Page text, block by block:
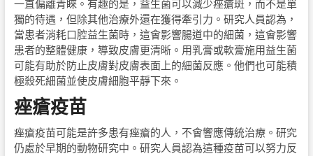
一直偏離青睞。有趣的是，益生菌可以減少痤瘡斑，而不是單
獨的待遇，但除其他治療外還在獲得牽引力。研究人員認為，
當患者消耗口腔益生菌時，這會影響腸道中的細菌，這會影響
患者的整體健康，導致皮膚更清晰。用乳膏或軟膏施用益生菌
可能有助於防止皮膚對皮膚表面上的細菌反應。他們也可能積
極殺死細菌並使皮膚細胞平靜下來。
痤瘡疫苗
痤瘡疫苗可能是許多患有痤瘡的人，不會響應傳統治療。研究
仍處於早期的動物研究中。研究人員認為這種疫苗可以努力反